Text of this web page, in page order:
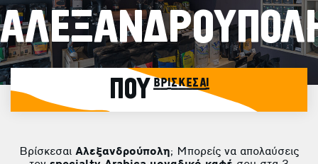
ΠΟΥ βρίσκεσαι
Βρίσκεσαι Αλεξανδρούπολη; Μπορείς να απολαύσεις